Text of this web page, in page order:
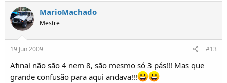
MarioMachado
Mestre
19 Jun 2009 #13
Afinal não são 4 nem 8, são mesmo só 3 pás!!! Mas que
grande confusão para aqui andava!!!